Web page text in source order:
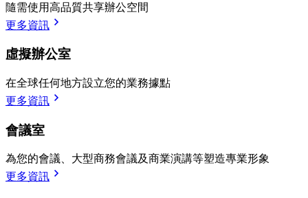
隨需使用高品質共享辦公空間
更多資訊
虛擬辦公室
在全球任何地方設立您的業務據點
更多資訊
會議室
為您的會議、大型商務會議及商業演講等塑造專業形象
更多資訊